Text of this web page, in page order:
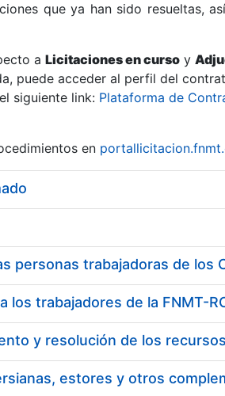
que ya han sido resueltas,
a Licitaciones en curso y
puede acceder al perfil del
siguiente link: Plataforma de
en
estores y otros